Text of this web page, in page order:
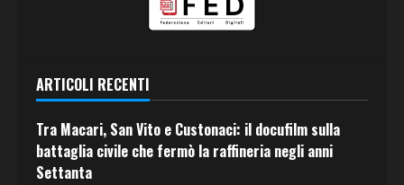
ARTICOLI RECENTI
Tra Macari, San Vito e Custonaci: il docufilm sulla
battaglia civile che fermò la raffineria negli anni
Settanta